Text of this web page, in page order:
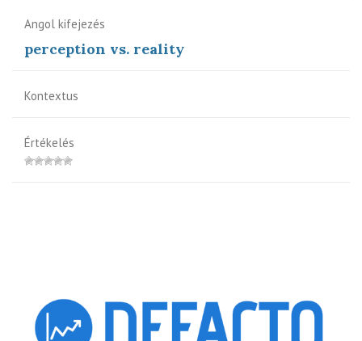
Angol kifejezés
perception vs. reality
Kontextus
Értékelés